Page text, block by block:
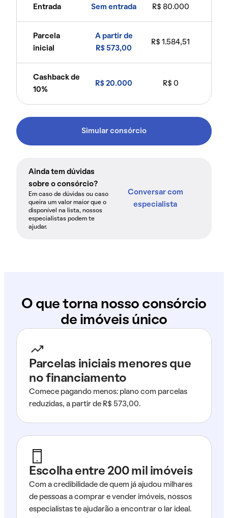
Entrada Sem entrada R$ 80.000
Parcela
inicial
A partir de
R$ 573,00
R$ 1.584,51
Cashback de
10%
R$ 20.000 R$ 0
Simular consórcio
Ainda tem dúvidas
sobre o consórcio?
Em caso de dúvidas ou caso
queira um valor maior que o
disponível na lista, nossos
especialistas podem te
ajudar.
Conversar com
especialista
O que torna nosso consórcio
de imóveis único
Parcelas iniciais menores que
no financiamento
Comece pagando menos: plano com parcelas
reduzidas, a partir de R$ 573,00.
Escolha entre 200 mil imóveis
Com a credibilidade de quem já ajudou milhares
de pessoas a comprar e vender imóveis, nossos
especialistas te ajudarão a encontrar o lar ideal.